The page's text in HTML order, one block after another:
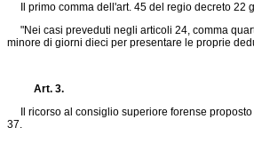
Il primo comma dell'art. 45 del regio decreto 22
"Nei casi preveduti negli articoli 24, comma
minore di giorni dieci per presentare le proprie
Art. 3.
Il ricorso al consiglio superiore forense
37.